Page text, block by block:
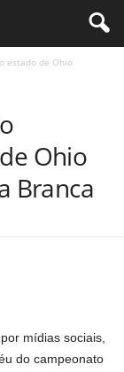
estado de Ohio
Ohio
Branca
mídias sociais,
do campeonato